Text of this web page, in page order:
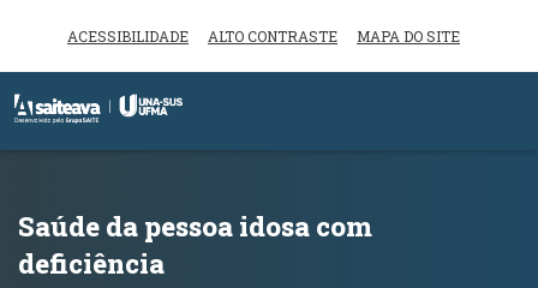
Ir para o conteúdo principal
ACESSIBILIDADE ALTO CONTRASTE MAPA DO SITE
Inicio do menu
Saúde da pessoa idosa com
deficiência